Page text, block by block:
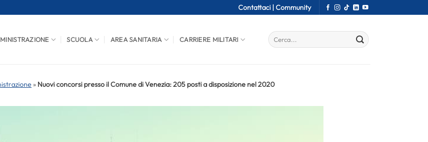
Contattaci | Community
SCUOLA AREA SANITARIA CARRIERE MILITARI
» Nuovi concorsi presso il Comune di Venezia: 205 posti a disposizione nel 2020